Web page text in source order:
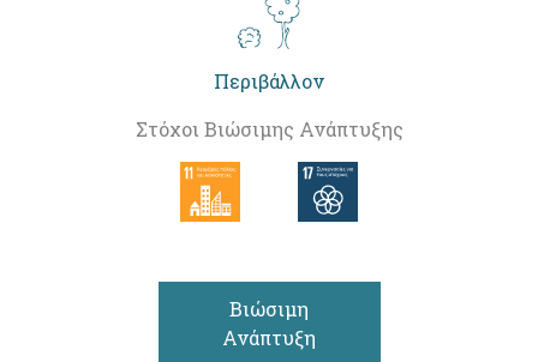
Περιβάλλον
Στόχοι Βιώσιμης Ανάπτυξης
Βιώσιμη
Ανάπτυξη